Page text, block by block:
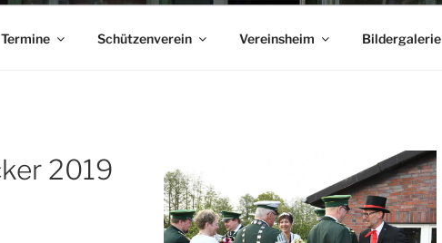
Termine Schützenverein Vereinsheim Bildergalerie
2019